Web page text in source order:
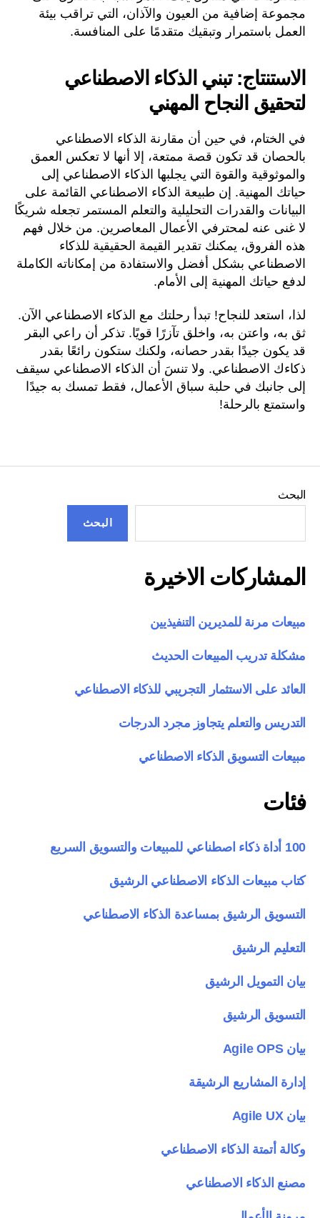
مجموعة إضافية من العيون والآذان، التي تراقب بيئة
العمل باستمرار وتبقيك متقدمًا على المنافسة.
الاستنتاج: تبني الذكاء الاصطناعي
لتحقيق النجاح المهني
في الختام، في حين أن مقارنة الذكاء الاصطناعي
بالحصان قد تكون قصة ممتعة، إلا أنها لا تعكس العمق
والموثوقية والقوة التي يجلبها الذكاء الاصطناعي إلى
حياتك المهنية. إن طبيعة الذكاء الاصطناعي القائمة على
البيانات والقدرات التحليلية والتعلم المستمر تجعله شريكًا
لا غنى عنه لمحترفي الأعمال المعاصرين. من خلال فهم
هذه الفروق، يمكنك تقدير القيمة الحقيقية للذكاء
الاصطناعي بشكل أفضل والاستفادة من إمكاناته الكاملة
لدفع حياتك المهنية إلى الأمام.
لذا، استعد للنجاح! تبدأ رحلتك مع الذكاء الاصطناعي الآن.
ثق به، واعتن به، واخلق تآزرًا قويًا. تذكر أن راعي البقر
قد يكون جيدًا بقدر حصانه، ولكنك ستكون رائعًا بقدر
ذكاءك الاصطناعي. ولا تنسَ أن الذكاء الاصطناعي سيقف
إلى جانبك في حلبة سباق الأعمال، فقط تمسك به جيدًا
واستمتع بالرحلة!
البحث
البحث
المشاركات الاخيرة
مبيعات مرنة للمديرين التنفيذيين
مشكلة تدريب المبيعات الحديث
العائد على الاستثمار التجريبي للذكاء الاصطناعي
التدريس والتعلم يتجاوز مجرد الدرجات
مبيعات التسويق الذكاء الاصطناعي
فئات
100 أداة ذكاء اصطناعي للمبيعات والتسويق السريع
كتاب مبيعات الذكاء الاصطناعي الرشيق
التسويق الرشيق بمساعدة الذكاء الاصطناعي
التعليم الرشيق
بيان التمويل الرشيق
التسويق الرشيق
بيان Agile OPS
إدارة المشاريع الرشيقة
بيان Agile UX
وكالة أتمتة الذكاء الاصطناعي
مصنع الذكاء الاصطناعي